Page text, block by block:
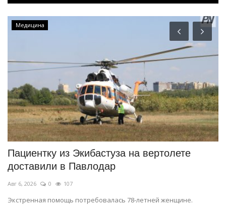
Медицина
Пациентку из Экибастуза на вертолете
доставили в Павлодар
Авг 6, 2026 0 107
Экстренная помощь потребовалась 78-летней женщине.